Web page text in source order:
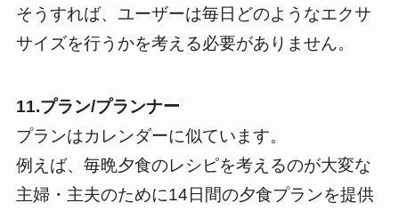
そうすれば、ユーザーは毎日どのようなエクサ
サイズを行うかを考える必要がありません。
11.プラン/プランナー
プランはカレンダーに似ています。
例えば、毎晩夕食のレシピを考えるのが大変な
主婦・主夫のために14日間の夕食プランを提供